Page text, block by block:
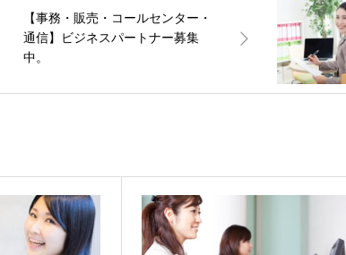
【事務・販売・コールセンター・
通信】ビジネスパートナー募集
中。